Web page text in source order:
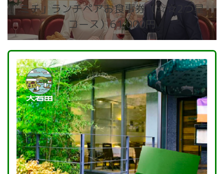
ミチ」ランチペアお食事券（☆☆2つ星
コース）61,000円